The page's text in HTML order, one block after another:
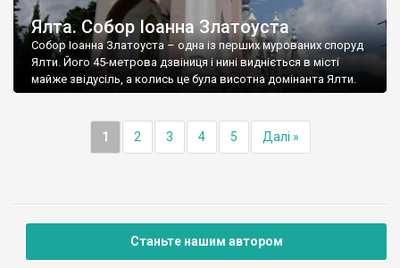
Ялта. Собор Іоанна Златоуста
Собор Іоанна Златоуста – одна із перших мурованих споруд
Ялти. Його 45-метрова дзвіниця і нині видніється в місті
майже звідусіль, а колись це була висотна домінанта Ялти.
1 2 3 4 5 Далі »
Станьте нашим автором